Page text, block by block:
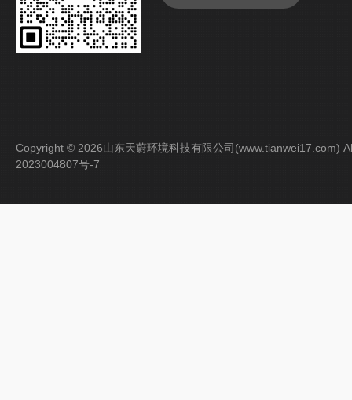
Copyright © 2026山东天蔚环境科技有限公司(www.tianwei17.com)
2023004807号-7